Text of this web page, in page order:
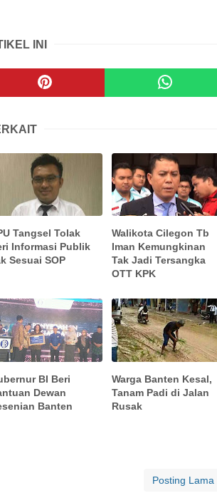
INI
Tangsel Tolak
Informasi Publik
Sesuai SOP
Walikota Cilegon Tb
Iman Kemungkinan
Tak Jadi Tersangka
OTT KPK
BI Beri
Dewan
Banten
Warga Banten Kesal,
Tanam Padi di Jalan
Rusak
Posting Lama